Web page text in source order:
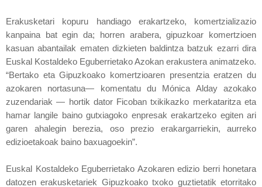
Erakusketari kopuru handiago erakartzeko, komertzializazio
kanpaina bat egin da; horren arabera, gipuzkoar komertzioen
kasuan abantailak ematen dizkieten baldintza batzuk ezarri dira
Euskal Kostaldeko Eguberrietako Azokan erakustera animatzeko.
“Bertako eta Gipuzkoako komertzioaren presentzia eratzen du
azokaren nortasuna— komentatu du Mónica Alday azokako
zuzendariak — hortik dator Ficoban txikikazko merkataritza eta
hamar langile baino gutxiagoko enpresak erakartzeko egiten ari
garen ahalegin berezia, oso prezio erakargarriekin, aurreko
edizioetakoak baino baxuagoekin”.
Euskal Kostaldeko Eguberrietako Azokaren edizio berri honetara
datozen erakusketariek Gipuzkoako txoko guztietatik etorritako